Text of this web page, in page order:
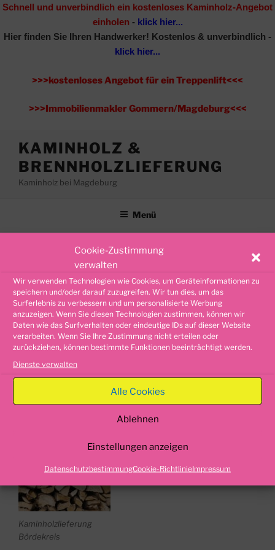
Cookie-Zustimmung
verwalten
Wir verwenden Technologien wie Cookies, um Geräteinformationen zu
speichern und/oder darauf zuzugreifen. Wir tun dies, um das
Surferlebnis zu verbessern und um personalisierte Werbung
anzuzeigen. Wenn Sie diesen Technologien zustimmen, können wir
Daten wie das Surfverhalten oder eindeutige IDs auf dieser Website
verarbeiten. Wenn Sie Ihre Zustimmung nicht erteilen oder
zurückziehen, können bestimmte Funktionen beeinträchtigt werden.
Dienste verwalten
Alle Cookies
Ablehnen
Einstellungen anzeigen
DatenschutzbestimmungCookie-RichtlinieImpressum
Schnell und unverbindlich ein kostenloses Kaminholz-Angebot
einholen -klick hier...
Hier finden Sie Ihren Handwerker! Kostenlos & unverbindlich -
klick hier...
>>>kostenloses Angebot für ein Treppenlift<<<
>>>Immobilienmakler Gommern/Magdeburg<<<
Inhalt
springen
KAMINHOLZ &
BRENNHOLZLIEFERUNG
Kaminholz bei Magdeburg
Menü
KAMINHOLZLIEFERUNG
BÖRDEKREIS
VERÖFFENTLICHT
AM
8. MAI 2018
Kaminholzlieferung Bördekreis
Kaminholzlieferung Bördekreis
aus dem Bördekreis in Sachsen-Anhalt.
Kaminholzlieferung
Bördekreis